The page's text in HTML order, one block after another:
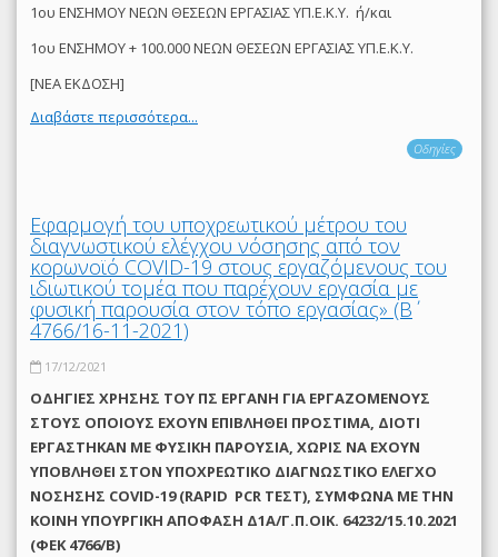
1ου ΕΝΣΗΜΟΥ ΝΕΩΝ ΘΕΣΕΩΝ ΕΡΓΑΣΙΑΣ ΥΠ.Ε.Κ.Υ. ή/και
1ου ΕΝΣΗΜΟΥ + 100.000 ΝΕΩΝ ΘΕΣΕΩΝ ΕΡΓΑΣΙΑΣ ΥΠ.Ε.Κ.Υ.
[ΝΕΑ ΕΚΔΟΣΗ]
Διαβάστε περισσότερα...
Οδηγίες
Εφαρμογή του υποχρεωτικού μέτρου του
διαγνωστικού ελέγχου νόσησης από τον
κορωνοϊό COVID-19 στους εργαζόμενους του
ιδιωτικού τομέα που παρέχουν εργασία με
φυσική παρουσία στον τόπο εργασίας» (Β΄
4766/16-11-2021)
17/12/2021
ΟΔΗΓΙΕΣ ΧΡΗΣΗΣ ΤΟΥ ΠΣ ΕΡΓΑΝΗ ΓΙΑ ΕΡΓΑΖΟΜΕΝΟΥΣ
ΣΤΟΥΣ ΟΠΟΙΟΥΣ ΕΧΟΥΝ ΕΠΙΒΛΗΘΕΙ ΠΡΟΣΤΙΜΑ, ΔΙΟΤΙ
ΕΡΓΑΣΤΗΚΑΝ ΜΕ ΦΥΣΙΚΗ ΠΑΡΟΥΣΙΑ, ΧΩΡΙΣ ΝΑ ΕΧΟΥΝ
ΥΠΟΒΛΗΘΕΙ ΣΤΟΝ ΥΠΟΧΡΕΩΤΙΚΟ ΔΙΑΓΝΩΣΤΙΚΟ ΕΛΕΓΧΟ
ΝΟΣΗΣΗΣ COVID-19 (RAPID PCR ΤΕΣΤ), ΣΥΜΦΩΝΑ ΜΕ THN
ΚΟΙΝΗ ΥΠΟΥΡΓΙΚΗ ΑΠΟΦΑΣΗ Δ1Α/Γ.Π.ΟΙΚ. 64232/15.10.2021
(ΦΕΚ 4766/Β)